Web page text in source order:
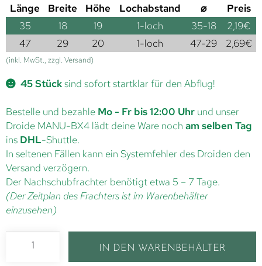
Länge Breite Höhe Lochabstand ⌀
Preis
35
18 19 1-loch 35-18 2,19€
47
29 20 1-loch 47-29 2,69€
(inkl. MwSt., zzgl. Versand)
45 Stücksind sofort startklar für den Abflug!
Bestelle und bezahle Mo - Fr bis 12:00 Uhr und unser
Droide MANU-BX4 lädt deine Ware noch am selben Tag
ins DHL-Shuttle.
In seltenen Fällen kann ein Systemfehler des Droiden den
Versand verzögern.
Der Nachschubfrachter benötigt etwa 5 – 7 Tage.
(Der Zeitplan des Frachters ist im Warenbehälter
einzusehen)
IN DEN WARENBEHÄLTER